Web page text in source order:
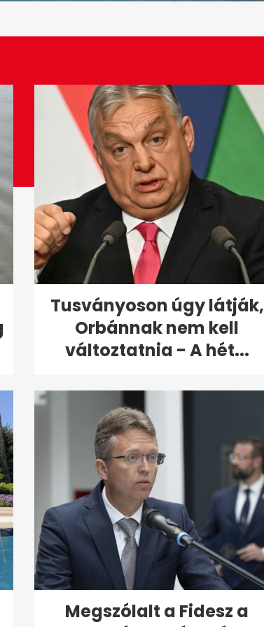
Tusványoson úgy látják,
Orbánnak nem kell
változtatnia - A hét...
Megszólalt a Fidesz a